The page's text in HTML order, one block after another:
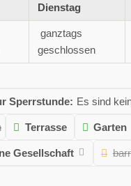
Dienstag
ganztags
geschlossen
Sperrstunde: Es sind
Terrasse Garten
Gesellschaft